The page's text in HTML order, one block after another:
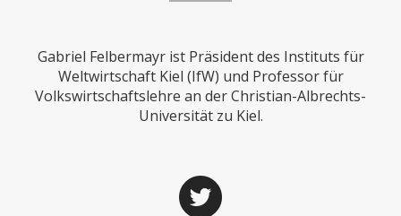
SUCHE
ABO/LOGIN
Gabriel Felbermayr ist Präsident des Instituts für
Weltwirtschaft Kiel (IfW) und Professor für
Volkswirtschaftslehre an der Christian-Albrechts-
Universität zu Kiel.